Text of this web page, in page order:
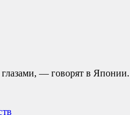
— говорят в